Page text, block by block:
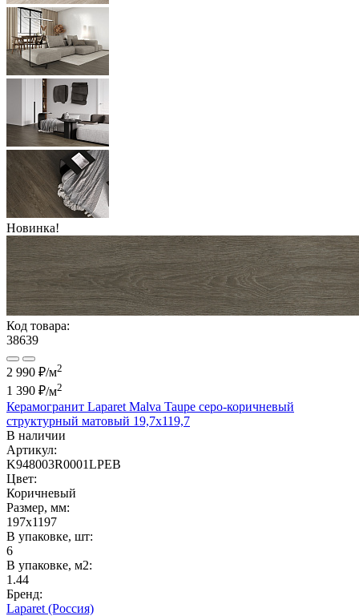
Новинка!
Код товара:
38639
2 990 ₽/м2
1 390 ₽/м2
Керамогранит Laparet Malva Taupe серо-коричневый
структурный матовый 19,7x119,7
В наличии
Артикул:
K948003R0001LPEB
Цвет:
Коричневый
Размер, мм:
197x1197
В упаковке, шт:
6
В упаковке, м2:
1.44
Бренд:
Laparet (Россия)